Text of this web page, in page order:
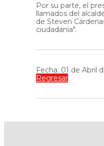
Por su parte, el
llamados del
de Steven
ciudadanía".
Fecha: 01 de Abril
Regresar